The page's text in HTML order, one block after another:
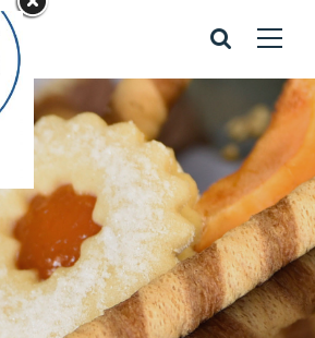
is
tartunk